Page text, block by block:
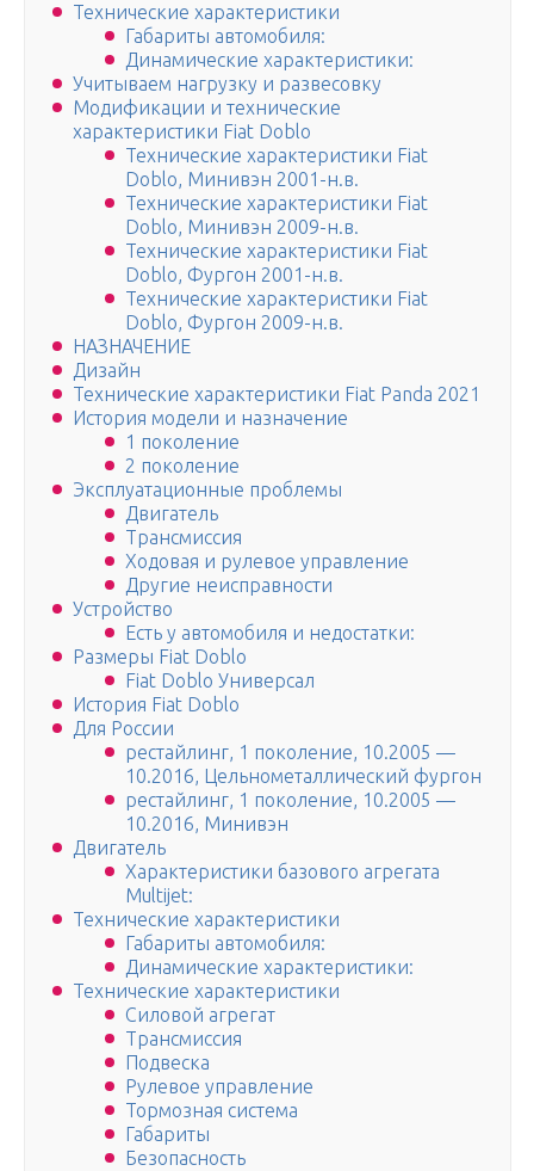
Технические характеристики
Габариты автомобиля:
Динамические характеристики:
Учитываем нагрузку и развесовку
Модификации и технические
характеристики Fiat Doblo
Технические характеристики Fiat
Doblo, Минивэн 2001-н.в.
Технические характеристики Fiat
Doblo, Минивэн 2009-н.в.
Технические характеристики Fiat
Doblo, Фургон 2001-н.в.
Технические характеристики Fiat
Doblo, Фургон 2009-н.в.
НАЗНАЧЕНИЕ
Дизайн
Технические характеристики Fiat Panda 2021
История модели и назначение
1 поколение
2 поколение
Эксплуатационные проблемы
Двигатель
Трансмиссия
Ходовая и рулевое управление
Другие неисправности
Устройство
Есть у автомобиля и недостатки:
Размеры Fiat Doblo
Fiat Doblo Универсал
История Fiat Doblo
Для России
рестайлинг, 1 поколение, 10.2005 —
10.2016, Цельнометаллический фургон
рестайлинг, 1 поколение, 10.2005 —
10.2016, Минивэн
Двигатель
Характеристики базового агрегата
Multijet:
Технические характеристики
Габариты автомобиля:
Динамические характеристики:
Технические характеристики
Силовой агрегат
Трансмиссия
Подвеска
Рулевое управление
Тормозная система
Габариты
Безопасность